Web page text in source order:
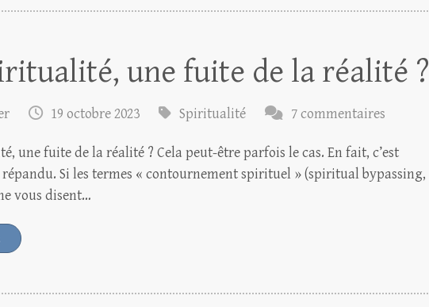
une fuite de la réalité ?
19 octobre 2023 Spiritualité 7 commentaires
une fuite de la réalité ? Cela peut-être parfois le cas. En fait, c’est
répandu. Si les termes « contournement spirituel » (spiritual bypassing,
vous disent…